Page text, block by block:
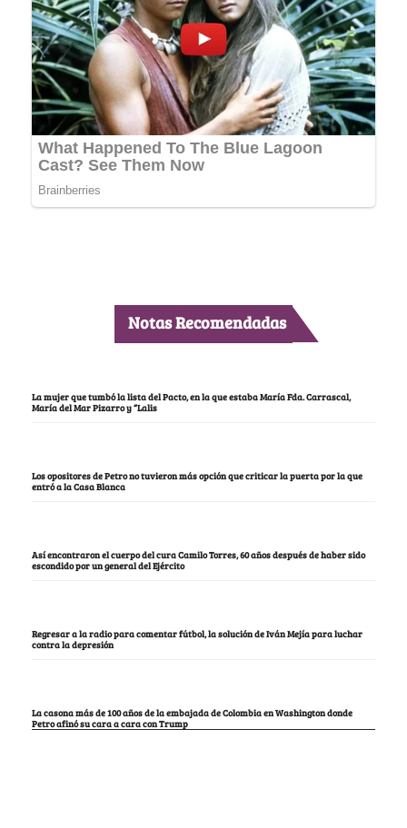
Notas Recomendadas
La mujer que tumbó la lista del Pacto, en la que estaba María Fda. Carrascal,
María del Mar Pizarro y “Lalis
Los opositores de Petro no tuvieron más opción que criticar la puerta por la que
entró a la Casa Blanca
Así encontraron el cuerpo del cura Camilo Torres, 60 años después de haber sido
escondido por un general del Ejército
Regresar a la radio para comentar fútbol, la solución de Iván Mejía para luchar
contra la depresión
La casona más de 100 años de la embajada de Colombia en Washington donde
Petro afinó su cara a cara con Trump